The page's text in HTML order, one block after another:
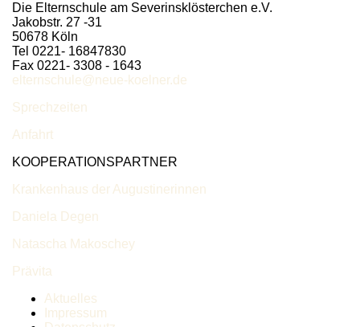
Die Elternschule am Severinsklösterchen e.V.
Jakobstr. 27 -31
50678 Köln
Tel 0221- 16847830
Fax 0221- 3308 - 1643
elternschule@neue-koelner.de
Sprechzeiten
Anfahrt
KOOPERATIONSPARTNER
Krankenhaus der Augustinerinnen
Daniela Degen
Natascha Makoschey
Prävita
Aktuelles
Impressum